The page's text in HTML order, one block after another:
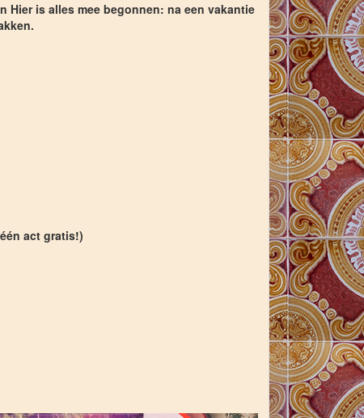
Hier is alles mee begonnen: na een vakantie
act gratis!)